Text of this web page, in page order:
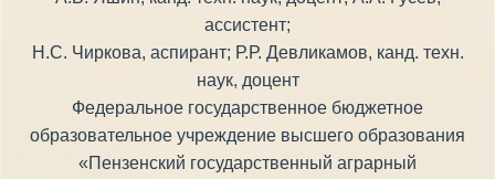
ассистент;
Н.С. Чиркова, аспирант; Р.Р. Девликамов, канд. техн.
наук, доцент
Федеральное государственное бюджетное
образовательное учреждение высшего образования
«Пензенский государственный аграрный